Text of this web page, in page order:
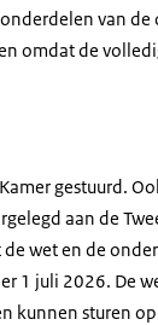
van
omdat de
gestuurd.
aan de
wet en de
1 juli 2026. De
kunnen sturen